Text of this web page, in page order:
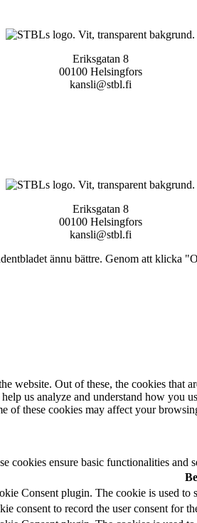
Eriksgatan 8
00100 Helsingfors
kansli@stbl.fi
Eriksgatan 8
00100 Helsingfors
kansli@stbl.fi
ännu bättre. Genom att klicka
Out of these, the cookies that
us analyze and understand how
of these cookies may affect your
cookies ensure basic functionalities and
Consent plugin. The cookie is used
consent to record the user consent for